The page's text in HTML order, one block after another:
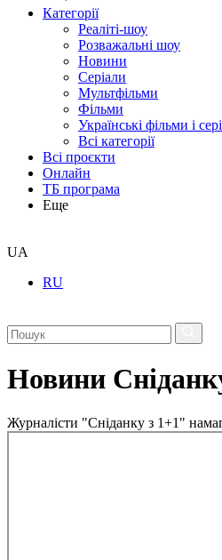
Категорії
Реаліті-шоу
Розважальні шоу
Новини
Серіали
Мультфільми
Фільми
Українські фільми і
Всі категорії
Всі проєкти
Онлайн
ТБ програма
Еще
UA
RU
Новини
Журналісти "Сніданку з 1+1"